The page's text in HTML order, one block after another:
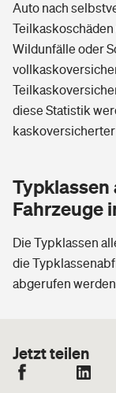
Auto nach
Teilkaskoschäden
Wildunfälle oder
diese Statistik
Fahrzeuge
Die Typklassen
die
abgerufen werden.
Jetzt teilen